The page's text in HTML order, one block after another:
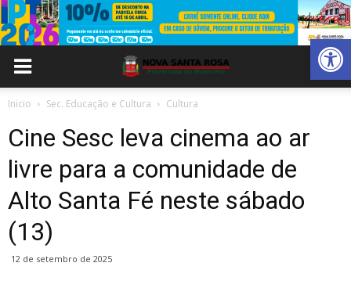
Abrir
Inicio Sec. Educação e Cultura Cultura
Cine Sesc leva cinema ao ar
livre para a comunidade de
Alto Santa Fé neste sábado
(13)
12 de setembro de 2025